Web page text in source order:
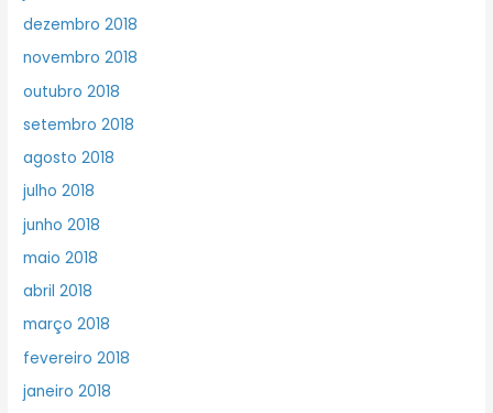
dezembro 2018
novembro 2018
outubro 2018
setembro 2018
agosto 2018
julho 2018
junho 2018
maio 2018
abril 2018
março 2018
fevereiro 2018
janeiro 2018